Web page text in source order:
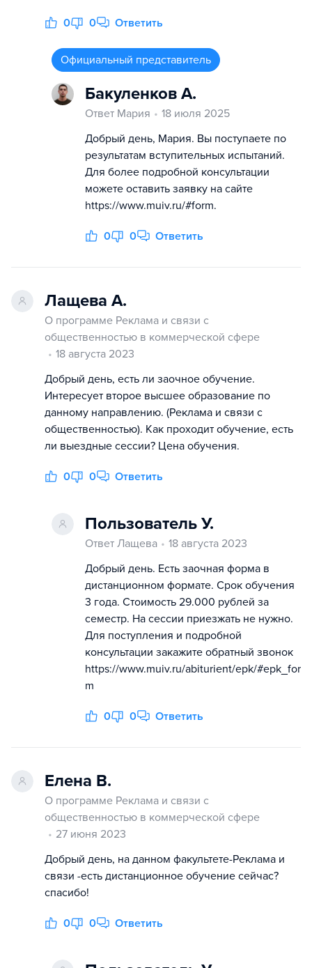
0 0 Ответить
Официальный представитель
Бакуленков А.
Ответ Мария
18 июля 2025
Добрый день, Мария. Вы поступаете по
результатам вступительных испытаний.
Для более подробной консультации
можете оставить заявку на сайте
https://www.muiv.ru/#form.
0 0 Ответить
Лащева А.
О программе Реклама и связи с
общественностью в коммерческой сфере
18 августа 2023
Добрый день, есть ли заочное обучение.
Интересует второе высшее образование по
данному направлению. (Реклама и связи с
общественностью). Как проходит обучение, есть
ли выездные сессии? Цена обучения.
0 0 Ответить
Пользователь У.
Ответ Лащева
18 августа 2023
Добрый день. Есть заочная форма в
дистанционном формате. Срок обучения
3 года. Стоимость 29.000 рублей за
семестр. На сессии приезжать не нужно.
Для поступления и подробной
консультации закажите обратный звонок
https://www.muiv.ru/abiturient/epk/#epk_for
m
0 0 Ответить
Елена В.
О программе Реклама и связи с
общественностью в коммерческой сфере
27 июня 2023
Добрый день, на данном факультете-Реклама и
связи -есть дистанционное обучение сейчас?
спасибо!
0 0 Ответить